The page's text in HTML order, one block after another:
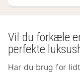
Vil du forkæle
perfekte
Har du brug for